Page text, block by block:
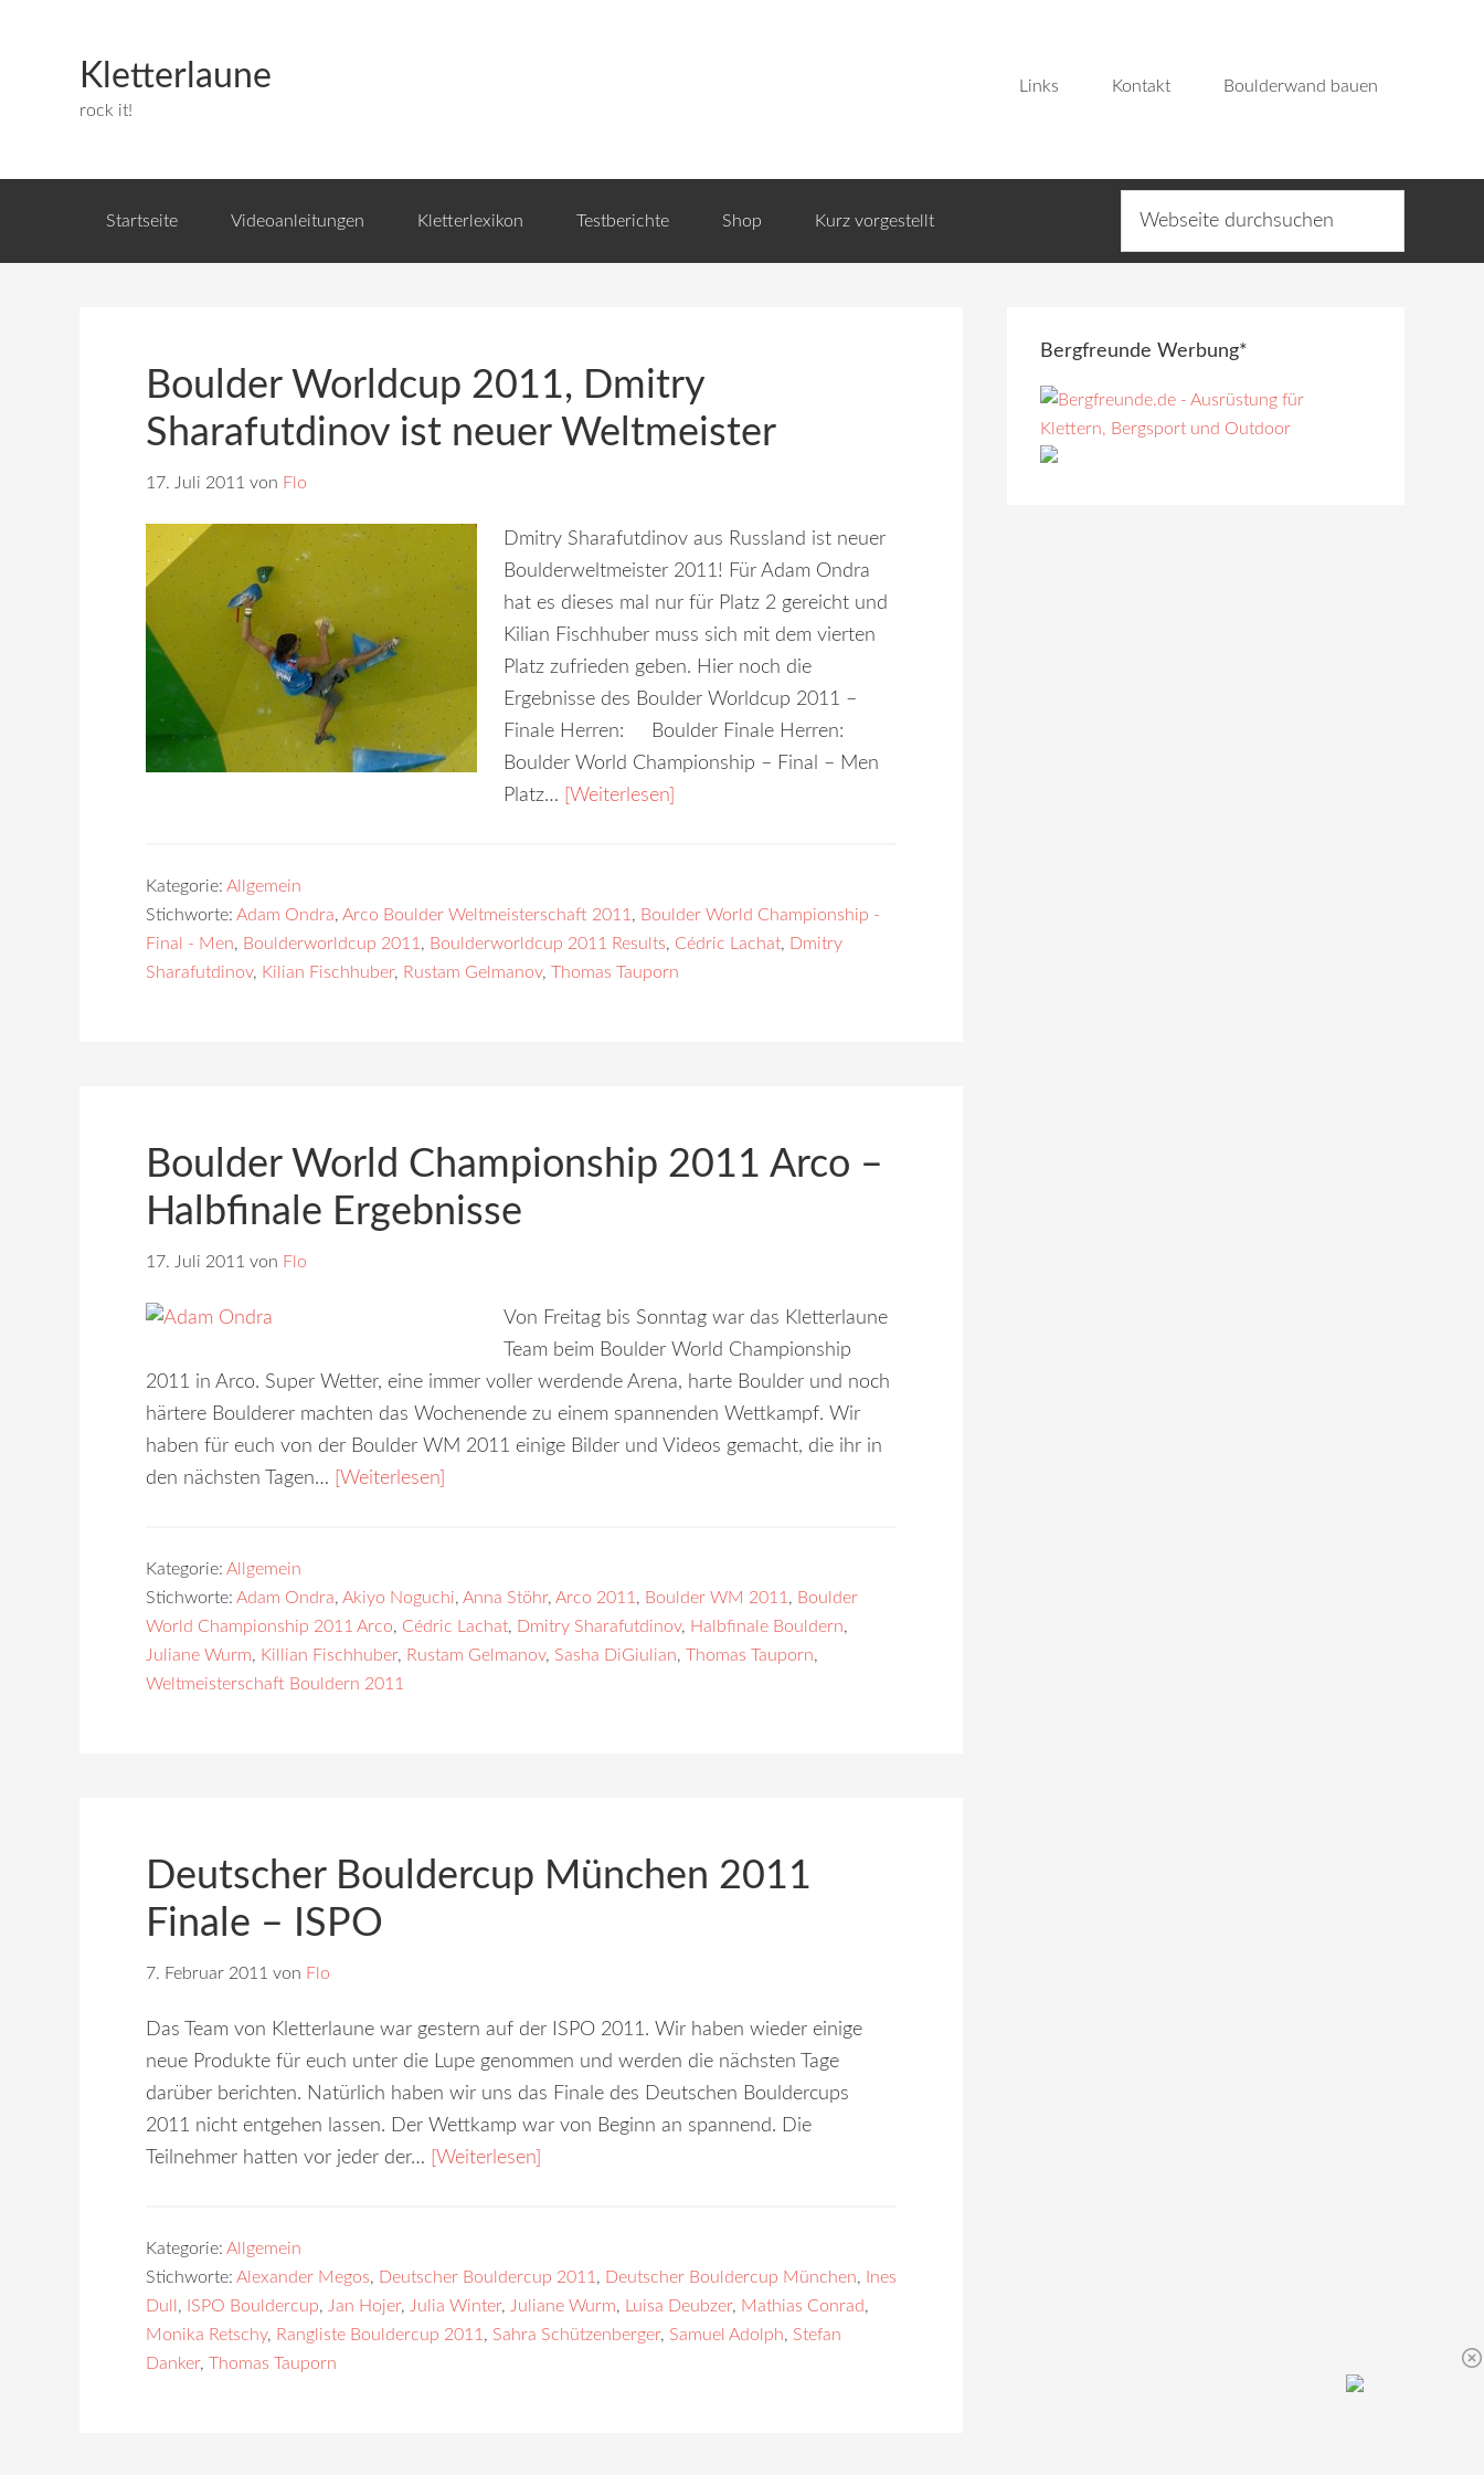
Kletterlaune
rock it!
Links Kontakt Boulderwand bauen
Startseite Videoanleitungen Kletterlexikon Testberichte Shop Kurz vorgestellt
Boulder Worldcup 2011, Dmitry
Sharafutdinov ist neuer Weltmeister
17. Juli 2011 von Flo
Dmitry Sharafutdinov aus Russland ist neuer
Boulderweltmeister 2011! Für Adam Ondra
hat es dieses mal nur für Platz 2 gereicht und
Kilian Fischhuber muss sich mit dem vierten
Platz zufrieden geben. Hier noch die
Ergebnisse des Boulder Worldcup 2011 –
Finale Herren: Boulder Finale Herren:
Boulder World Championship – Final – Men
Platz…
[Weiterlesen]
Kategorie: Allgemein
Stichworte: Adam Ondra, Arco Boulder Weltmeisterschaft 2011 , Boulder World Championship -
Final - Men, Boulderworldcup 2011 , Boulderworldcup 2011 Results, Cédric Lachat, Dmitry
Sharafutdinov, Kilian Fischhuber, Rustam Gelmanov, Thomas Tauporn
Boulder World Championship 2011 Arco –
Halbfinale Ergebnisse
17. Juli 2011 von Flo
Von Freitag bis Sonntag war das Kletterlaune
Team beim Boulder World Championship
2011 in Arco. Super Wetter, eine immer voller werdende Arena, harte Boulder und noch
härtere Boulderer machten das Wochenende zu einem spannenden Wettkampf. Wir
haben für euch von der Boulder WM 2011 einige Bilder und Videos gemacht, die ihr in
den nächsten Tagen…
[Weiterlesen]
Kategorie: Allgemein
Stichworte: Adam Ondra, Akiyo Noguchi, Anna Stöhr, Arco 2011 , Boulder WM 2011 , Boulder
World Championship 2011 Arco, Cédric Lachat, Dmitry Sharafutdinov, Halbfinale Bouldern,
Juliane Wurm, Killian Fischhuber, Rustam Gelmanov, Sasha DiGiulian, Thomas Tauporn,
Weltmeisterschaft Bouldern 2011
Deutscher Bouldercup München 2011
Finale – ISPO
7. Februar 2011 von Flo
Das Team von Kletterlaune war gestern auf der ISPO 2011. Wir haben wieder einige
neue Produkte für euch unter die Lupe genommen und werden die nächsten Tage
darüber berichten. Natürlich haben wir uns das Finale des Deutschen Bouldercups
2011 nicht entgehen lassen. Der Wettkamp war von Beginn an spannend. Die
Teilnehmer hatten vor jeder der…
[Weiterlesen]
Kategorie: Allgemein
Stichworte: Alexander Megos, Deutscher Bouldercup 2011 , Deutscher Bouldercup München,
Ines
Dull , ISPO Bouldercup, Jan Hojer, Julia Winter, Juliane Wurm, Luisa Deubzer, Mathias Conrad,
Monika Retschy, Rangliste Bouldercup 2011 , Sahra Schützenberger, Samuel Adolph, Stefan
Danker, Thomas Tauporn
Bergfreunde Werbung*